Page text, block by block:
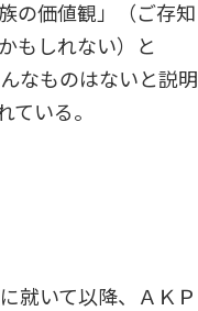
の価値観」（ご存知
もしれない）と
なものはないと説明
いる。
就いて以降、ＡＫＰ